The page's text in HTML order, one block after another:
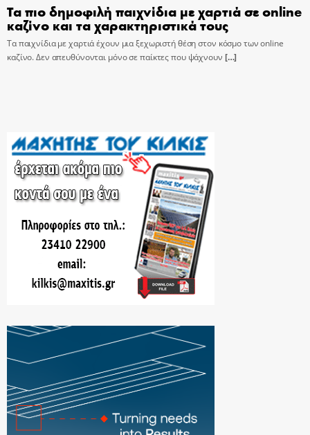
Τα πιο δημοφιλή παιχνίδια με χαρτιά σε online
καζίνο και τα χαρακτηριστικά τους
Τα παιχνίδια με χαρτιά έχουν μια ξεχωριστή θέση στον κόσμο των online
καζίνο. Δεν απευθύνονται μόνο σε παίκτες που ψάχνουν […]